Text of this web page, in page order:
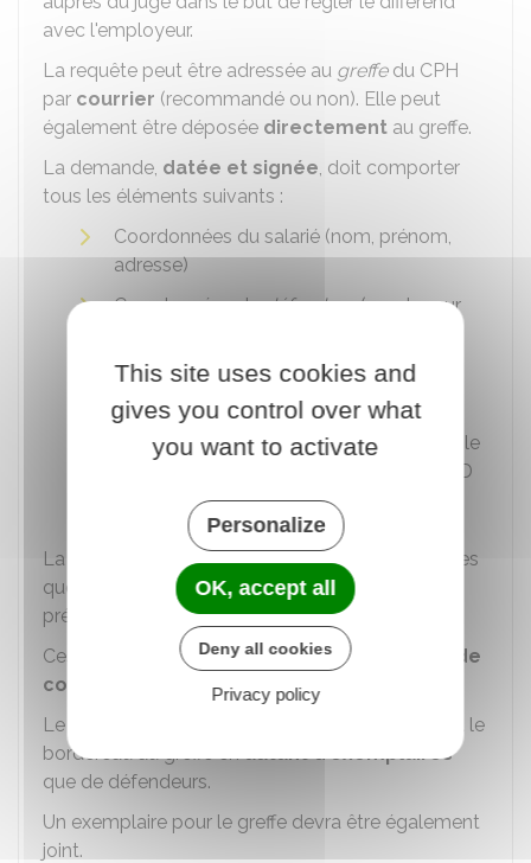
avec l'employeur.
La requête peut être adressée au greffedu CPH
par courrier (recommandé ou non). Elle peut
également être déposée directement au greffe.
La demande, datée et signée, doit comporter
tous les éléments suivants :
Coordonnées du salarié (nom, prénom,
adresse)
Coordonnées dudéfendeur(employeur
Objet de la demande
Exposé sommairedes motifs de la
demande. Elle doit mentionner l'ensemble
(requalification du CDD
La demande doit êtreaccompagnée
des pièces
que le salarié souhaite invoquer à l'appui de ses
prétentions.
Ces pièces sont énumérées sur un bordereau de
communication
de pièces qui lui est annexé.
Le salarié doit déposer ou envoyer sa requête et le
bordereau au greffeenautant d'exemplaires
que de défendeurs.
Un exemplaire pour le greffe devra être également
joint.
This site uses cookies and
gives you control over what
you want to activate
Personalize
OK, accept all
Deny all cookies
Privacy policy